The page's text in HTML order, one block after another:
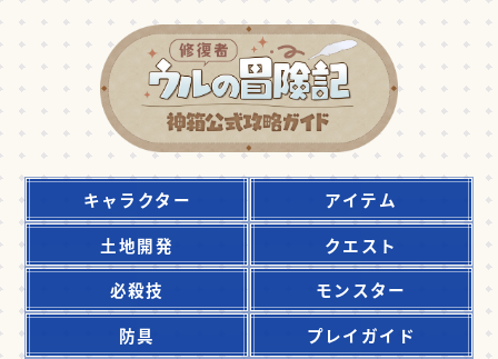
キャラクター
アイテム
土地開発
クエスト
必殺技
モンスター
防具
プレイガイド